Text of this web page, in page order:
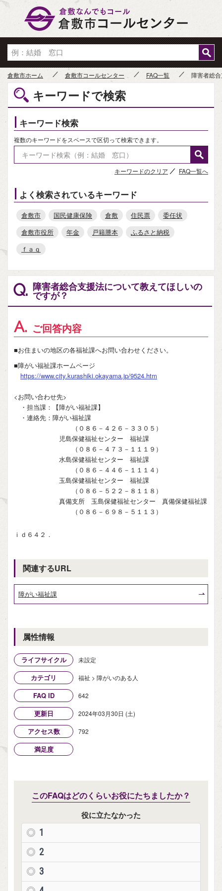
倉敷市ホーム 倉敷市コールセンター FAQ一覧 障害者総
キーワードで検索
キーワード検索
複数のキーワードをスペースで区切って検索できます。
キーワードのクリア FAQ一覧へ
よく検索されているキーワード
倉敷市 国民健康保険 倉敷 住民票
委任状
倉敷市役所
年金 戸籍謄本
ふるさと納税
ｆａｑ
Q. 障害者総合支援法について教えてほしいの
ですが？
A. ご回答内容
■お住まいの地区の各福祉課へお問い合わせください。
■障がい福祉課ホームページ
https://www.city.kurashiki.okayama.jp/9524.htm
<お問い合わせ先>
・担当課：【障がい福祉課】
・連絡先：障がい福祉課
（０８６－４２６－３３０５）
児島保健福祉センター 福祉課
（０８６－４７３－１１１９）
水島保健福祉センター 福祉課
（０８６－４４６－１１１４）
玉島保健福祉センター 福祉課
（０８６－５２２－８１１８）
真備支所 玉島保健福祉センター 真備保健福祉課
（０８６－６９８－５１１３）
ｉｄ６４２．
関連するURL
障がい福祉課
属性情報
ライフサイクル 未設定
カテゴリ 福祉 > 障がいのある人
FAQ ID 642
更新日 2024年03月30日 (土)
アクセス数 792
満足度
このFAQはどのくらいお役にたちましたか？
役に立たなかった
1
2
3